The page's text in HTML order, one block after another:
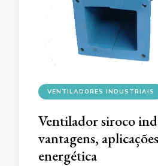
VENTILADORES INDUSTRIAIS
Ventilador siroco
vantagens,
energética